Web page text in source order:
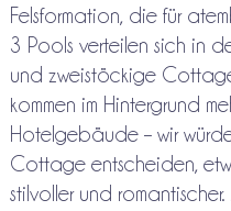
Felsformation, die für
3 Pools verteilen sich in
und zweistöckige
kommen im Hintergrund
Hotelgebäude – wir
Cottage entscheiden,
stilvoller und